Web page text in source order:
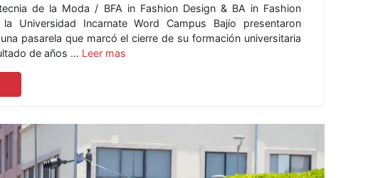
de la Moda / BFA in Fashion Design & BA in Fashion
Universidad Incarnate Word Campus Bajío presentaron
una pasarela que marcó el cierre de su formación universitaria
de años … Leer mas